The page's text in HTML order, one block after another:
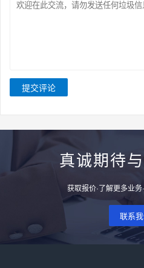
提交评论
真诚期待
获取报价·了解更多业
联系我